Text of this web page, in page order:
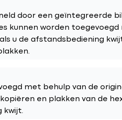
door een geïntegreerde
kunnen worden toegevoegd
u de afstandsbediening
met behulp van de
en plakken van de
kwijt.